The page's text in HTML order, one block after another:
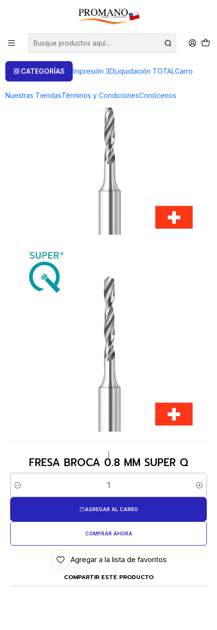
CATEGORÍAS Impresión 3DLiquidación TOTALCarro
Nuestras TiendasTérminos y CondicionesConócenos
Perforación Corte Fresas FRESA BROCA 0.8 MM SUPER Q
FRESA BROCA 0.8 MM SUPER Q
Cantidad
AGREGAR AL CARRO
COMPRAR AHORA
Agregar a la lista de favoritos
COMPARTIR ESTE PRODUCTO